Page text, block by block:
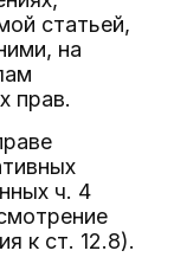
статьей,
на
прав.
ч. 4
к ст. 12.8).